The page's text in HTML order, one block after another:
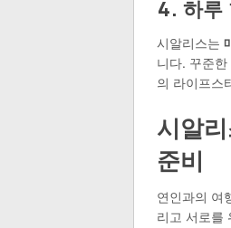
4. 하루
시알리스는
니다. 꾸준
의 라이프스
시알
준비
연인과의 여
리고 서로를